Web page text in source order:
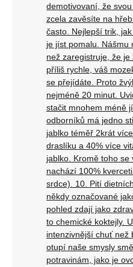
demotivovaní, že
zcela zavěsíte na
často. Nejlepší trik,
je jíst pomalu. Nášmu
než zaregistruje, že
příliš rychle, váš
se přejídáte. Proto
nejméně 20 minut.
stačit mnohem méně
odborníků má jedno
jablko téměř 2krát
draslíku a 40% více
jablko. Kromě toho se
nachází 100%
srdce). 10. Pití
někdy označované
pohled zdají jako
to chemické koktejly.
intenzivnější chuť než
otupí naše smysly
potravinám, jako je